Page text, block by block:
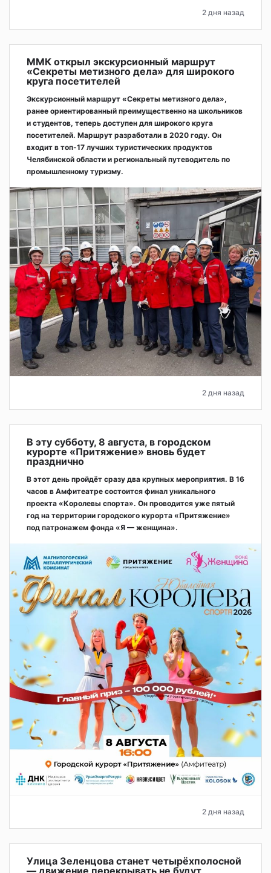
2 дня назад
ММК открыл экскурсионный маршрут
«Секреты метизного дела» для широкого
круга посетителей
Экскурсионный маршрут «Секреты метизного дела»,
ранее ориентированный преимущественно на школьников
и студентов, теперь доступен для широкого круга
посетителей. Маршрут разработали в 2020 году. Он
входит в топ-17 лучших туристических продуктов
Челябинской области и региональный путеводитель по
промышленному туризму.
2 дня назад
В эту субботу, 8 августа, в городском
курорте «Притяжение» вновь будет
празднично
В этот день пройдёт сразу два крупных мероприятия. В 16
часов в Амфитеатре состоится финал уникального
проекта «Королевы спорта». Он проводится уже пятый
год на территории городского курорта «Притяжение»
под патронажем фонда «Я — женщина».
2 дня назад
Улица Зеленцова станет четырёхполосной